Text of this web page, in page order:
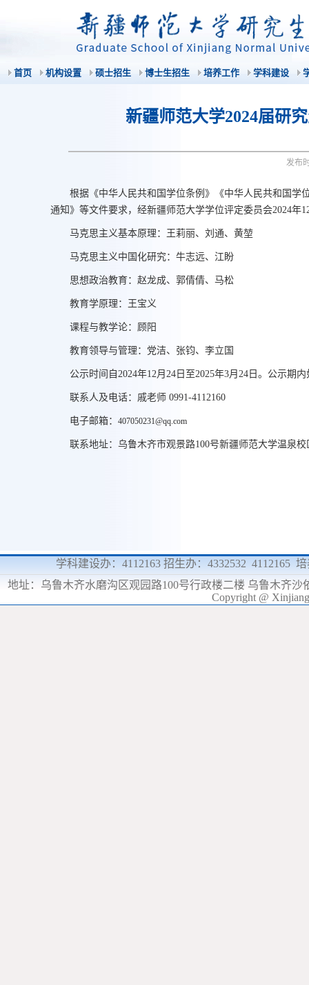
首页 机构设置 硕士招生 博士生招生 培养工作 学科建设
新疆师范大学2024届研
发布
根据《中华人民共和国学位条例》《中华人民共和国学
通知》等文件要求，经新疆师范大学学位评定委员会2024年
马克思主义基本原理：王莉丽、刘通、黄堃
马克思主义中国化研究：牛志远、江盼
思想政治教育：赵龙成、郭倩倩、马松
教育学原理：王宝义
课程与教学论：顾阳
教育领导与管理：党洁、张钧、李立国
公示时间自2024年12月24日至2025年3月24日。公示期
联系人及电话：戚老师 0991-4112160
电子邮箱： 407050231@qq.com
联系地址：乌鲁木齐市观景路100号新疆师范大学温泉
学科建设办：4112163 招生办：4332532 4112165
地址： 乌鲁木齐水磨沟区观园路100号行政楼二楼 乌鲁木齐沙
Copyright @